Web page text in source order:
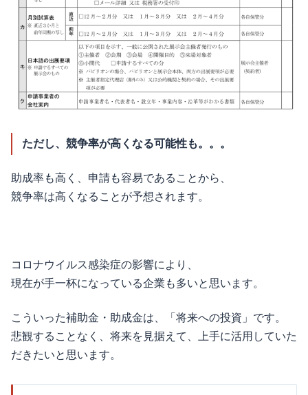
ただし、競争率が高くなる可能性も。。。
助成率も高く、申請も容易であることから、
競争率は高くなることが予想されます。
コロナウイルス感染症の影響により、
現在が手一杯になっている企業も多いと思います。
こういった補助金・助成金は、「将来への投資」です。
悲観することなく、将来を見据えて、上手に活用していた
だきたいと思います。